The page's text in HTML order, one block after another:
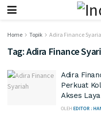
Home Topik Adira Finance
Tag:Adira Finance
Adira
Perkuat
Akses
OLEH EDITOR :